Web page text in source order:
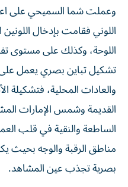
وعملت شما السميحي على
اللوني فقامت بإدخال
اللوحة، وكذلك على مستوى
تشكيل تباين بصري يعمل على
والعادات المحلية، فتشكيلة
القديمة وشمس الإمارات
الساطعة والنقية في قلب
مناطق الرقبة والوجه بحيث
بصرية تجذب عين المشاهد.